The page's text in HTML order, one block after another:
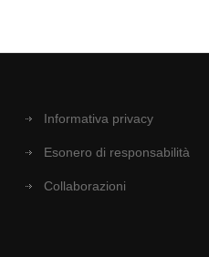
Informativa privacy
Esonero di responsabilità
Collaborazioni